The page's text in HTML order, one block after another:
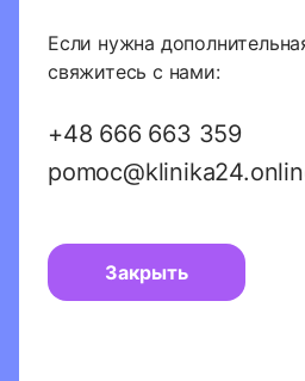
Если нужна
свяжитесь с нами:
+48 666 663 359
Закрыть
Политика